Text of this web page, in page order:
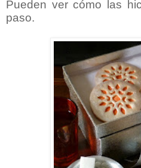
Pueden ver cómo las
paso.